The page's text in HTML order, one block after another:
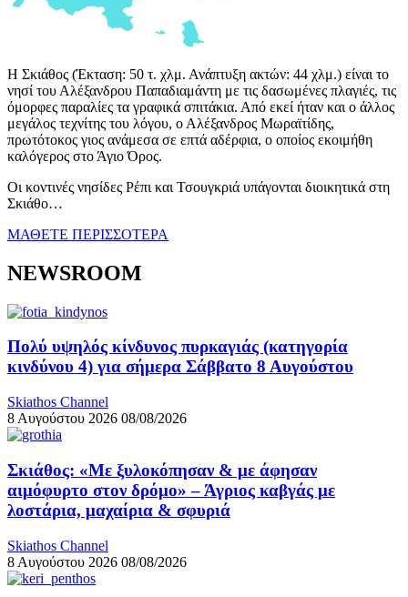
Η Σκιάθος (Έκταση: 50 τ. χλμ. Ανάπτυξη ακτών: 44 χλμ.) είναι το
νησί του Αλέξανδρου Παπαδιαμάντη με τις δασωμένες πλαγιές, τις
όμορφες παραλίες τα γραφικά σπιτάκια. Από εκεί ήταν και ο άλλος
μεγάλος τεχνίτης του λόγου, ο Αλέξανδρος Μωραϊτίδης,
πρωτότοκος γιος ανάμεσα σε επτά αδέρφια, ο οποίος εκοιμήθη
καλόγερος στο Άγιο Όρος.
Οι κοντινές νησίδες Ρέπι και Τσουγκριά υπάγονται διοικητικά στη
Σκιάθο…
ΜΑΘΕΤΕ ΠΕΡΙΣΣΟΤΕΡΑ
NEWSROOM
Πολύ υψηλός κίνδυνος πυρκαγιάς (κατηγορία
κινδύνου 4) για σήμερα Σάββατο 8 Αυγούστου
Skiathos Channel
8 Αυγούστου 2026 08/08/2026
Σκιάθος: «Με ξυλοκόπησαν & με άφησαν
αιμόφυρτο στον δρόμο» – Άγριος καβγάς με
λοστάρια, μαχαίρια & σφυριά
Skiathos Channel
8 Αυγούστου 2026 08/08/2026